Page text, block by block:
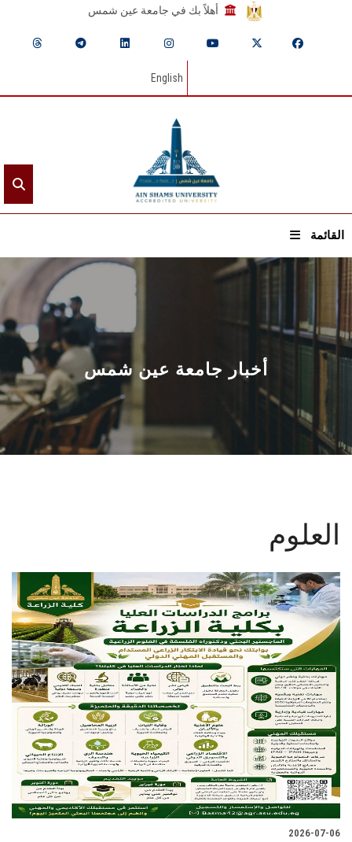
أهلاً بك في جامعة عين شمس
English
القائمة
الرئيسيـة
عن الجامعة
القطاعـات
الشئون الأكاديمية
البحث العلمي
الأنظمة الذكية
الإعلام
تواصل معنا
الطلاب
هيئة التدريس
الدراسات العليا
أخبار جامعة عين شمس
العلوم
2026-07-06